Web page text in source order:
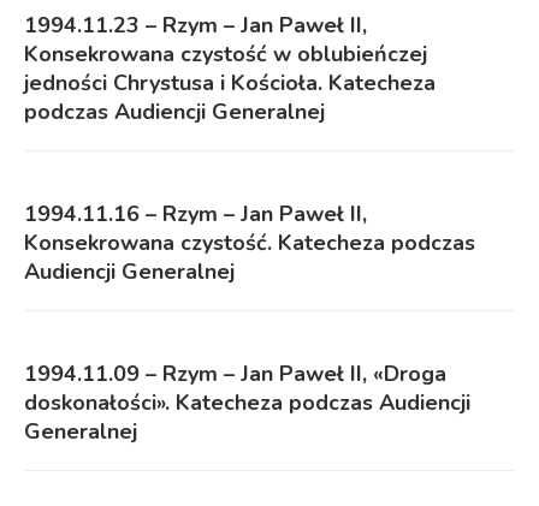
1994.11.23 – Rzym – Jan Paweł II,
Konsekrowana czystość w oblubieńczej
jedności Chrystusa i Kościoła. Katecheza
podczas Audiencji Generalnej
1994.11.16 – Rzym – Jan Paweł II,
Konsekrowana czystość. Katecheza podczas
Audiencji Generalnej
1994.11.09 – Rzym – Jan Paweł II, «Droga
doskonałości». Katecheza podczas Audiencji
Generalnej